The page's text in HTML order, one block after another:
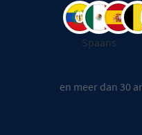
Spaans
en meer dan 30